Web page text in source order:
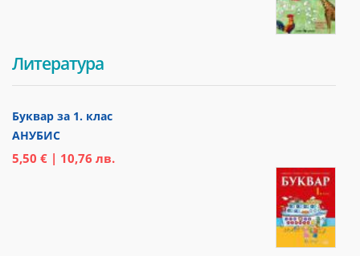
Литература
Буквар за 1. клас
АНУБИС
5,50 € | 10,76 лв.